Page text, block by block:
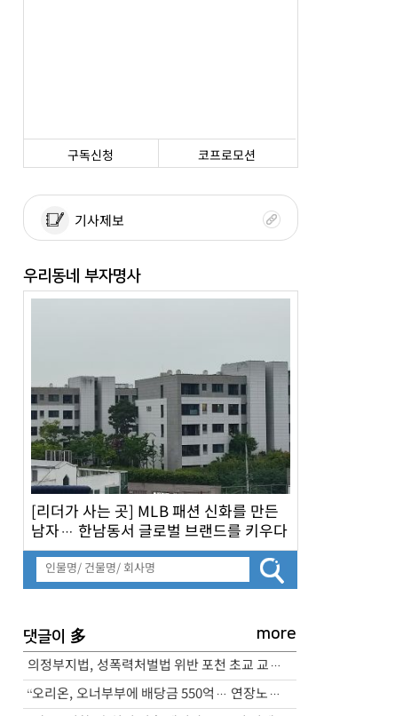
구독신청 코프로모션
기사제보
우리동네 부자명사
[리더가 사는 곳] MLB 패션 신화를 만든
남자… 한남동서 글로벌 브랜드를 키우다
댓글이 多 more
의정부지법, 성폭력처벌법 위반 포천 초교 교사 실형 선고
“오리온, 오너부부에 배당금 550억… 연장노동엔 수당 미지급”